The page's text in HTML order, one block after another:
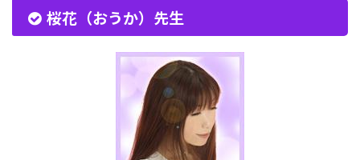
桜花（おうか）先生